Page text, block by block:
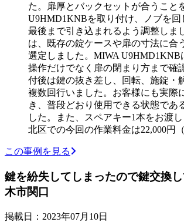
た。扉厚とバックセットが合うこと
U9HMD1KNBを取り付け、ノブを回
最後まで引き込まれるよう調整しま
は、既存の錠ケースや扉の寸法に合
選定しました。MIWA U9HMD1KNB
操作だけでなく扉の閉まり方まで確
付後は鍵の抜き差し、回転、施錠・
複数回行いました。お客様にも実際
き、普段どおり使用できる状態であ
した。また、スペアキー1本をお渡
北区での今回の作業料金は22,000円
この事例を見る
鍵を紛失してしまったので鍵交換
木市関口
掲載日：2023年07月10日